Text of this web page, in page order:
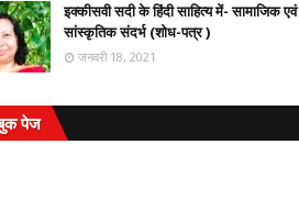
इक्कीसवी सदी के हिंदी साहित्य में- सामाजिक एवं
सांस्कृतिक संदर्भ (शोध-पत्र )
जनवरी 18, 2021
पेज